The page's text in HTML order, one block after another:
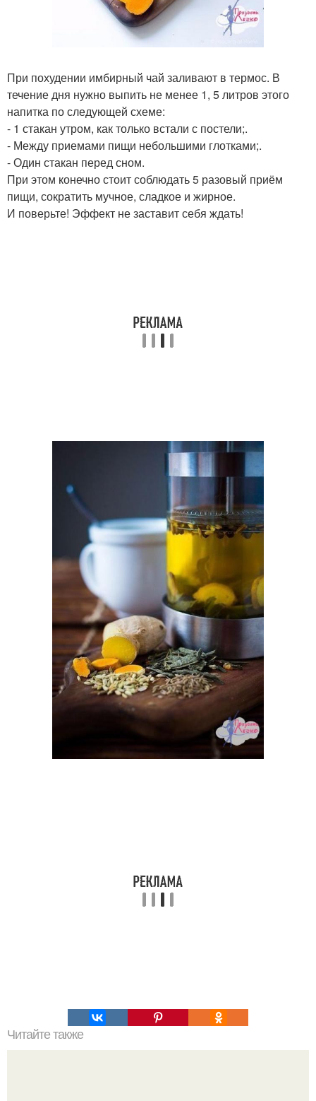
При похудении имбирный чай заливают в термос. В
течение дня нужно выпить не менее 1, 5 литров этого
напитка по следующей схеме:
- 1 стакан утром, как только встали с постели;.
- Между приемами пищи небольшими глотками;.
- Один стакан перед сном.
При этом конечно стоит соблюдать 5 разовый приём
пищи, сократить мучное, сладкое и жирное.
И поверьте! Эффект не заставит себя ждать!
Читайте также